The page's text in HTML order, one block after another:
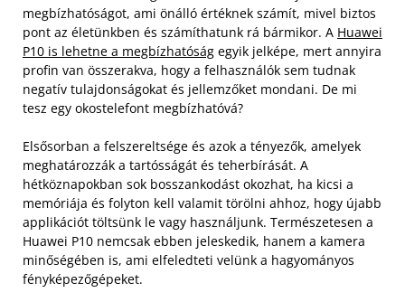
megbízhatóságot, ami önálló értéknek számít, mivel biztos
pont az életünkben és számíthatunk rá bármikor. A Huawei
P10 is lehetne a megbízhatóság egyik jelképe, mert annyira
profin van összerakva, hogy a felhasználók sem tudnak
negatív tulajdonságokat és jellemzőket mondani. De mi
tesz egy okostelefont megbízhatóvá?
Elsősorban a felszereltsége és azok a tényezők, amelyek
meghatározzák a tartósságát és teherbírását. A
hétköznapokban sok bosszankodást okozhat, ha kicsi a
memóriája és folyton kell valamit törölni ahhoz, hogy újabb
applikációt töltsünk le vagy használjunk. Természetesen a
Huawei P10 nemcsak ebben jeleskedik, hanem a kamera
minőségében is, ami elfeledteti velünk a hagyományos
fényképezőgépeket.